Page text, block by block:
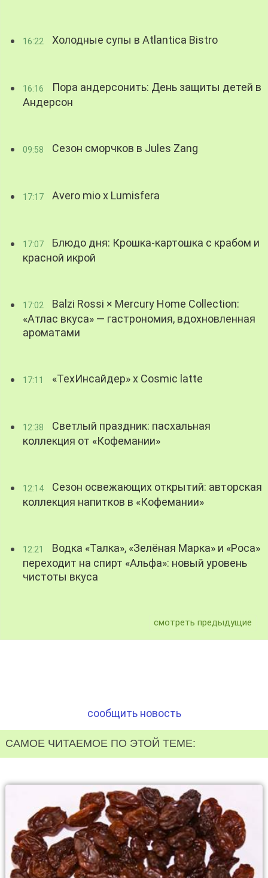
16:22 Холодные супы в Atlantica Bistro
16:16
Пора андерсонить: День защиты детей в
Андерсон
09:58 Сезон сморчков в Jules Zang
17:17 Avero mio x Lumisfera
17:07
Блюдо дня: Крошка-картошка с крабом и
красной икрой
17:02
Balzi Rossi × Mercury Home Collection:
«Атлас вкуса» — гастрономия, вдохновленная
ароматами
17:11 «ТехИнсайдер» х Cosmic latte
12:38
Светлый праздник: пасхальная
коллекция от «Кофемании»
12:14
Сезон освежающих открытий: авторская
коллекция напитков в «Кофемании»
12:21
Водка «Талка», «Зелёная Марка» и «Роса»
переходит на спирт «Альфа»: новый уровень
чистоты вкуса
смотреть предыдущие
сообщить новость
САМОЕ ЧИТАЕМОЕ ПО ЭТОЙ ТЕМЕ: